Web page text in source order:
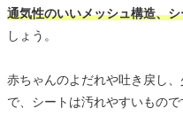
通気性のいいメッシュ構造、
しょう。
赤ちゃんのよだれや吐き戻し
で、シートは汚れやすいもので